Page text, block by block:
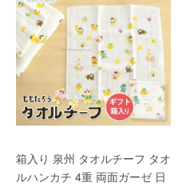
箱入り 泉州 タオルチーフ タオ
ルハンカチ 4重 両面ガーゼ 日